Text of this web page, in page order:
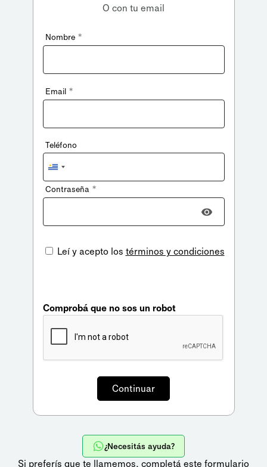
O con tu email
Nombre *
Email *
Teléfono
Uruguay
+598
Contraseña *
Leí y acepto los términos y condiciones
Comprobá que no sos un robot
¿Necesitás ayuda?
Si preferís que te llamemos, completá este formulario